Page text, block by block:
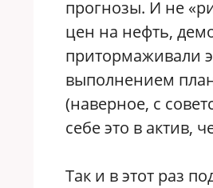
прогнозы. И не
цен на нефть,
притормаживали
выполнением
(наверное, с
себе это в
Так и в этот раз